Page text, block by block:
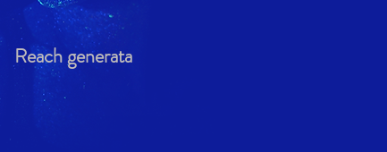
Reach generata